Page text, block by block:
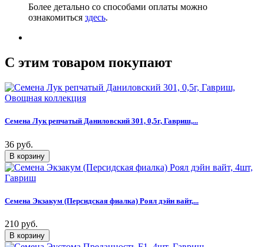
Более детально со способами оплаты можно
ознакомиться здесь.
C этим товаром покупают
Семена Лук репчатый Даниловский 301, 0,5г, Гавриш,...
36 руб.
Семена Экзакум (Персидская фиалка) Роял дэйн вайт,...
210 руб.